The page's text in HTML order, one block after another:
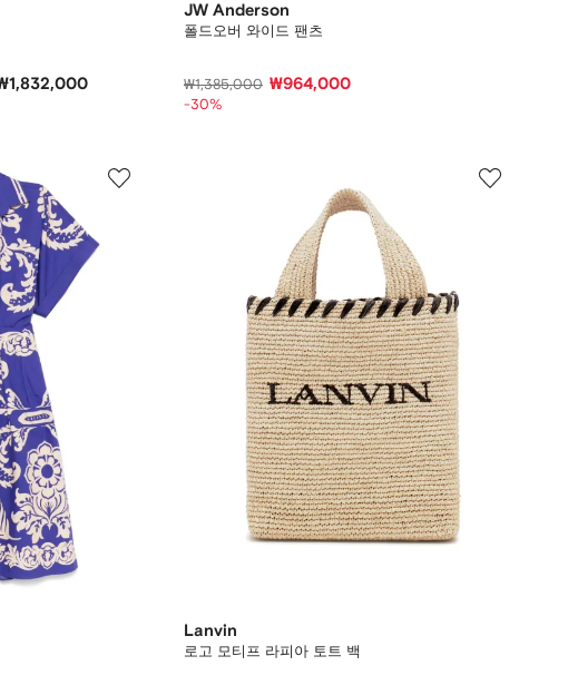
JW Anderson
폴드오버 와이드 팬츠
₩1,385,000 ₩964,000
-30%
Lanvin
로고 모티프 라피아 토트 백